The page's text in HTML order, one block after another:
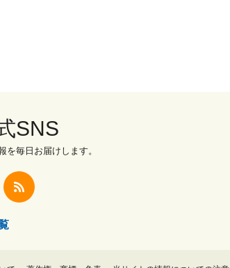
SNS
を毎日お届けします。